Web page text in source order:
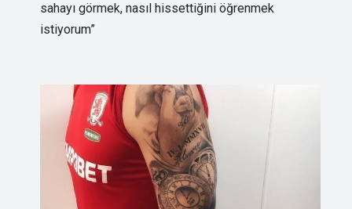
sahayı görmek, nasıl hissettiğini öğrenmek
istiyorum”